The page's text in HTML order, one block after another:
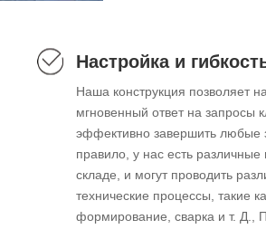
Настройка и
Наша конструкция позволяет
мгновенный ответ на запросы
эффективно завершить любые
правило, у нас есть
складе, и могут проводить
технические процессы, такие
формирование, сварка и т. Д.,